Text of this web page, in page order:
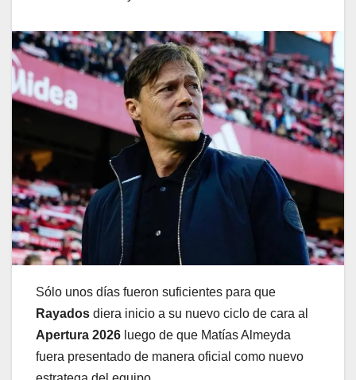
Sólo unos días fueron suficientes para que
Rayados diera inicio a su nuevo ciclo de cara al
Apertura 2026 luego de que Matías Almeyda
fuera presentado de manera oficial como nuevo